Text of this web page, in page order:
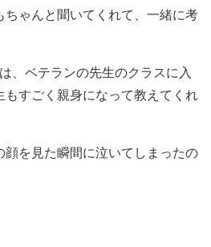
ゃんと聞いてくれて、一緒に考
、ベテランの先生のクラスに入
もすごく親身になって教えてくれ
を見た瞬間に泣いてしまったの